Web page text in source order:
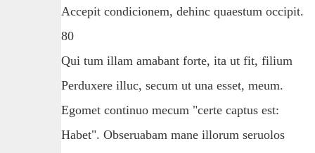
Accepit condicionem, dehinc quaestum occipit.
80
Qui tum illam amabant forte, ita ut fit, filium
Perduxere illuc, secum ut una esset, meum.
Egomet continuo mecum "certe captus est:
Habet". Obseruabam mane illorum seruolos